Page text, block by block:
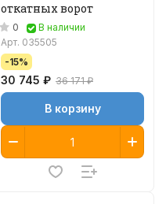
откатных ворот
0
В наличии
Арт. 035505
-15%
30 745 ₽ 36 171 ₽
В корзину